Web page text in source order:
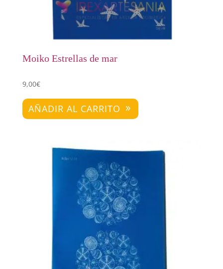
Moiko Estrellas de mar
9,00€
AÑADIR AL CARRITO